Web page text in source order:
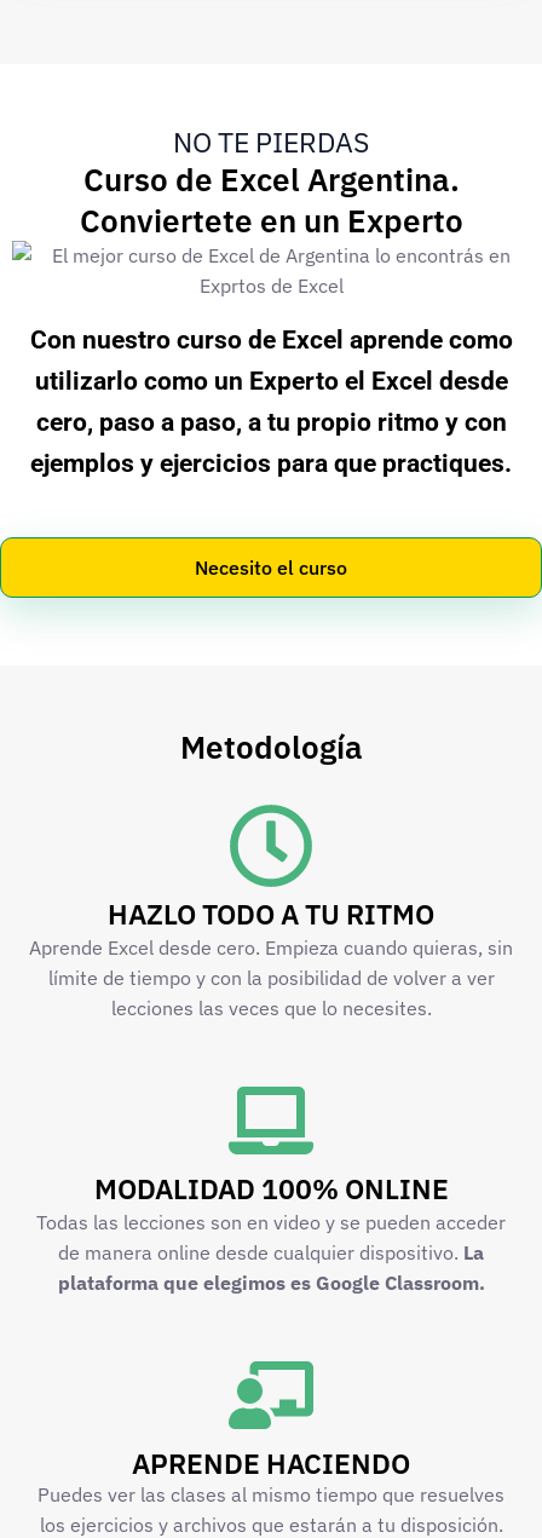
NO TE PIERDAS
Curso de Excel Argentina.
Conviertete en un Experto
Con nuestro curso de Excel aprende como
utilizarlo como un Experto el Excel desde
cero, paso a paso, a tu propio ritmo y con
ejemplos y ejercicios para que practiques.
Necesito el curso
Metodología
HAZLO TODO A TU RITMO
Aprende Excel desde cero. Empieza cuando quieras, sin
límite de tiempo y con la posibilidad de volver a ver
lecciones las veces que lo necesites.
MODALIDAD 100% ONLINE
Todas las lecciones son en video y se pueden acceder
de manera online desde cualquier dispositivo. La
plataforma que elegimos es Google Classroom.
APRENDE HACIENDO
Puedes ver las clases al mismo tiempo que resuelves
los ejercicios y archivos que estarán a tu disposición.